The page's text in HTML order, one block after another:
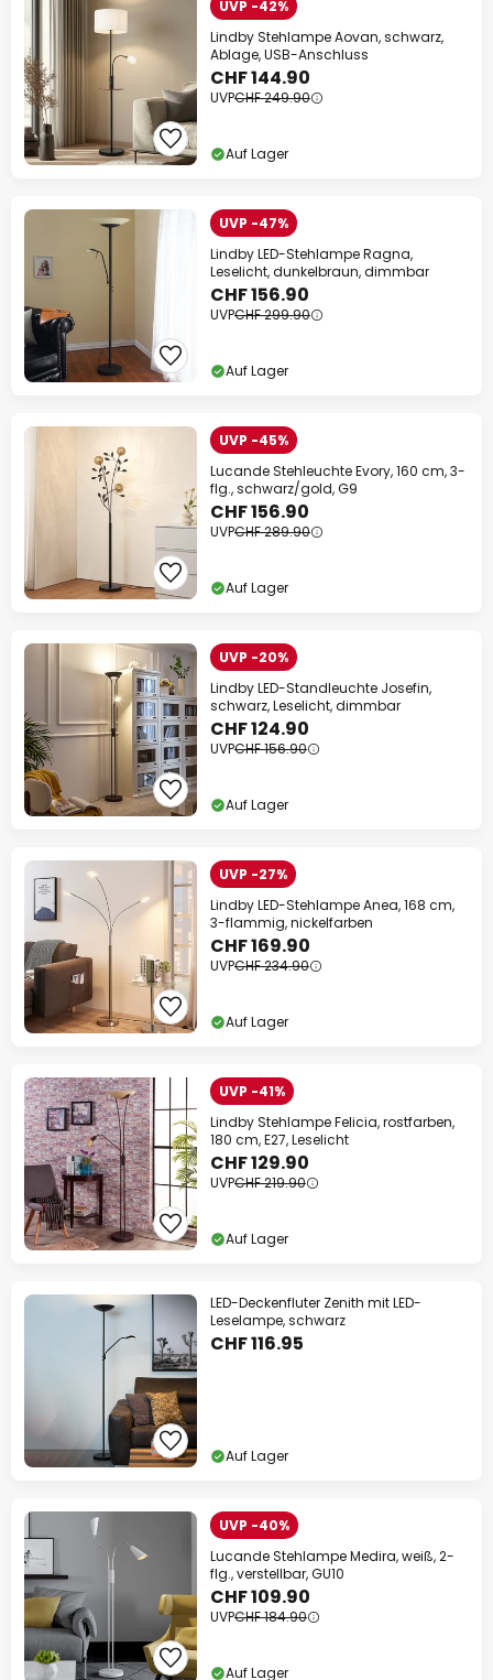
UVP -42%
Lindby Stehlampe Aovan, schwarz,
Ablage, USB-Anschluss
CHF 144.90
UVPCHF 249.90
Auf Lager
UVP -47%
Lindby LED-Stehlampe Ragna,
Leselicht, dunkelbraun, dimmbar
CHF 156.90
UVPCHF 299.90
Auf Lager
UVP -45%
Lucande Stehleuchte Evory, 160 cm, 3-
flg., schwarz/gold, G9
CHF 156.90
UVPCHF 289.90
Auf Lager
UVP -20%
Lindby LED-Standleuchte Josefin,
schwarz, Leselicht, dimmbar
CHF 124.90
UVPCHF 156.90
Auf Lager
UVP -27%
Lindby LED-Stehlampe Anea, 168 cm,
3-flammig, nickelfarben
CHF 169.90
UVPCHF 234.90
Auf Lager
UVP -41%
Lindby Stehlampe Felicia, rostfarben,
180 cm, E27, Leselicht
CHF 129.90
UVPCHF 219.90
Auf Lager
LED-Deckenfluter Zenith mit LED-
Leselampe, schwarz
CHF 116.95
Auf Lager
UVP -40%
Lucande Stehlampe Medira, weiß, 2-
flg., verstellbar, GU10
CHF 109.90
UVPCHF 184.90
Auf Lager